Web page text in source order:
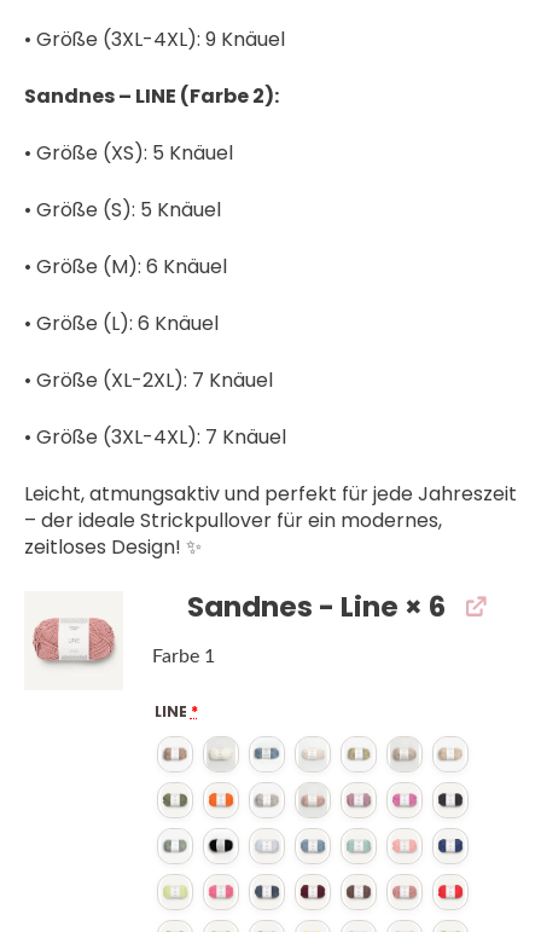
• Größe (3XL-4XL): 9 Knäuel
Sandnes – LINE (Farbe 2):
• Größe (XS): 5 Knäuel
• Größe (S): 5 Knäuel
• Größe (M): 6 Knäuel
• Größe (L): 6 Knäuel
• Größe (XL-2XL): 7 Knäuel
• Größe (3XL-4XL): 7 Knäuel
Leicht, atmungsaktiv und perfekt für jede Jahreszeit
– der ideale Strickpullover für ein modernes,
zeitloses Design! ✨
Sandnes - Line × 6
Farbe 1
LINE *